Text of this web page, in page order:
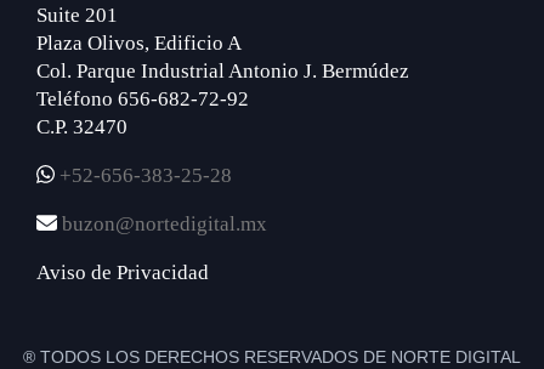
Suite 201
Plaza Olivos, Edificio A
Col. Parque Industrial Antonio J. Bermúdez
Teléfono 656-682-72-92
C.P. 32470
+52-656-383-25-28
buzon@nortedigital.mx
Aviso de Privacidad
® TODOS LOS DERECHOS RESERVADOS DE NORTE DIGITAL